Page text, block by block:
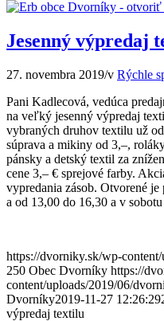
Jesenný výpredaj
27. novembra 2019/v Rýchle
Pani Kadlecová, vedúca
na veľký jesenný výpredaj
vybraných druhov textilu už
súprava a mikiny od 3,–,
pánsky a detský textil za
cene 3,– € sprejové farby.
vypredania zásob. Otvorené
a od 13,00 do 16,30 a v
https://dvorniky.sk/wp-
250 Obec Dvorníky https://
content/uploads/2019/06/
Dvorníky2019-11-27 12:26:29
výpredaj textilu